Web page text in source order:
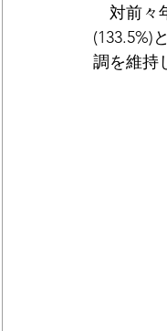
対前々
(133.5%)
調を維持